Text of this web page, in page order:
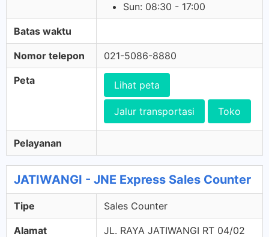
Sun: 08:30 - 17:00
Batas waktu
Nomor telepon 021-5086-8880
Peta Lihat peta
Jalur transportasi Toko
Pelayanan
JATIWANGI - JNE Express Sales Counter
Tipe Sales Counter
Alamat JL. RAYA JATIWANGI RT 04/02